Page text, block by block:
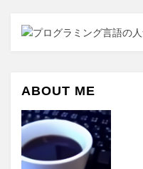
ABOUT ME